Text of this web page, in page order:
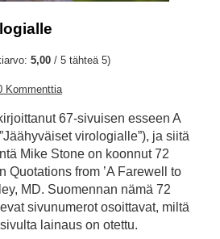
5,00 / 5 tähteä 5)
Kommenttia
67-sivuisen esseen A
virologialle”), ja siitä
Mike Stone on koonnut 72
Quotations from ’A Farewell to
MD. Suomennan nämä 72
sivunumerot osoittavat, miltä
lainaus on otettu.